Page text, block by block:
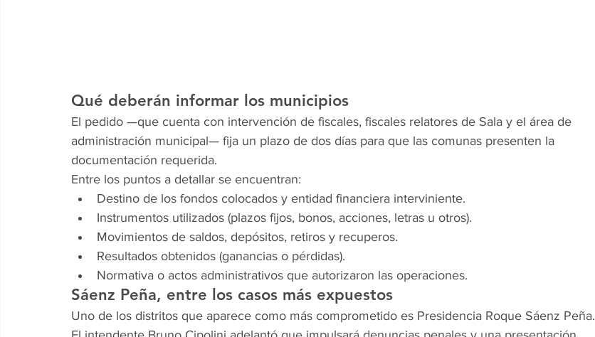
Qué deberán informar los municipios
El pedido —que cuenta con intervención de fiscales, fiscales relatores de Sala y el área de
administración municipal— fija un plazo de dos días para que las comunas presenten la
documentación requerida.
Entre los puntos a detallar se encuentran:
Destino de los fondos colocados y entidad financiera interviniente.
Instrumentos utilizados (plazos fijos, bonos, acciones, letras u otros).
Movimientos de saldos, depósitos, retiros y recuperos.
Resultados obtenidos (ganancias o pérdidas).
Normativa o actos administrativos que autorizaron las operaciones.
Sáenz Peña, entre los casos más expuestos
Uno de los distritos que aparece como más comprometido es Presidencia Roque Sáenz Peña.